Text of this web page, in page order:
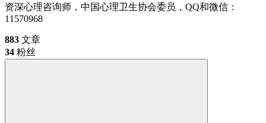
资深心理咨询师，中国心理卫生协会委员，QQ和微信：
11570968
883 文章
34 粉丝